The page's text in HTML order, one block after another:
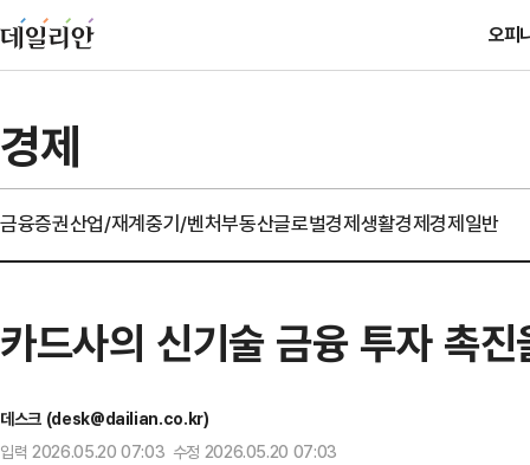
오피
경제
금융증권산업/재계중기/벤처부동산글로벌경제생활경제경제일반
카드사의 신기술 금융 투자 촉
데스크 (desk@dailian.co.kr)
입력 2026.05.20 07:03 수정 2026.05.20 07:03